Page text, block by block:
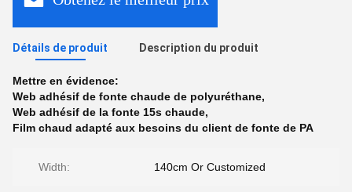
Détails de produit Description du produit
Mettre en évidence:
Web adhésif de fonte chaude de polyuréthane,
Web adhésif de la fonte 15s chaude,
Film chaud adapté aux besoins du client de fonte de PA
Width: 140cm Or Customized